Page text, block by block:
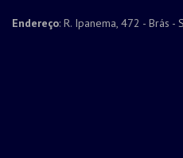
Endereço: R. Ipanema, 472 - Brás -